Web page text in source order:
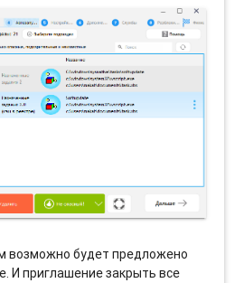
возможно будет предложено
И приглашение закрыть все